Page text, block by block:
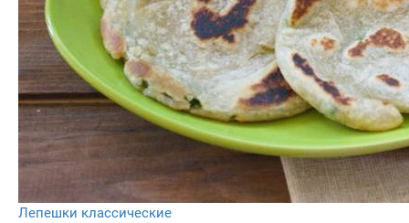
Лепешки классические